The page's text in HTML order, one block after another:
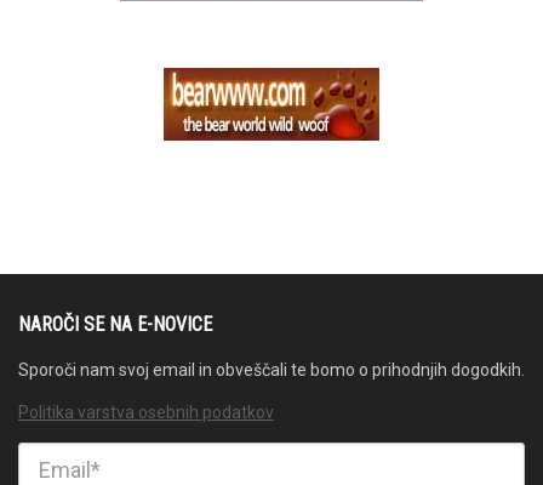
NAROČI SE NA E-NOVICE
Sporoči nam svoj email in obveščali te bomo o prihodnjih dogodkih.
Politika varstva osebnih podatkov